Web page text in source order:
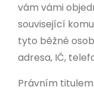
vám vámi
související
tyto běžné
adresa, IČ,
Právním